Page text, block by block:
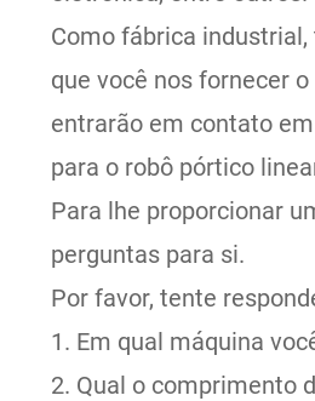
Como fábrica
que você nos fornecer
entrarão em contato
para o robô pórtico
Para lhe proporcionar
perguntas para si.
Por favor, tente
1. Em qual máquina
2. Qual o comprimento